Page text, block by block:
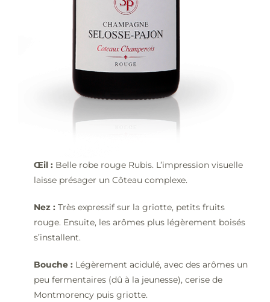
Œil :Belle robe rouge Rubis. L’impression visuelle
laisse présager un Côteau complexe.
Nez :Très expressif sur la griotte, petits fruits
rouge. Ensuite, les arômes plus légèrement boisés
s’installent.
Bouche :Légèrement acidulé, avec des arômes un
peu fermentaires (dû à la jeunesse), cerise de
Montmorency puis griotte.